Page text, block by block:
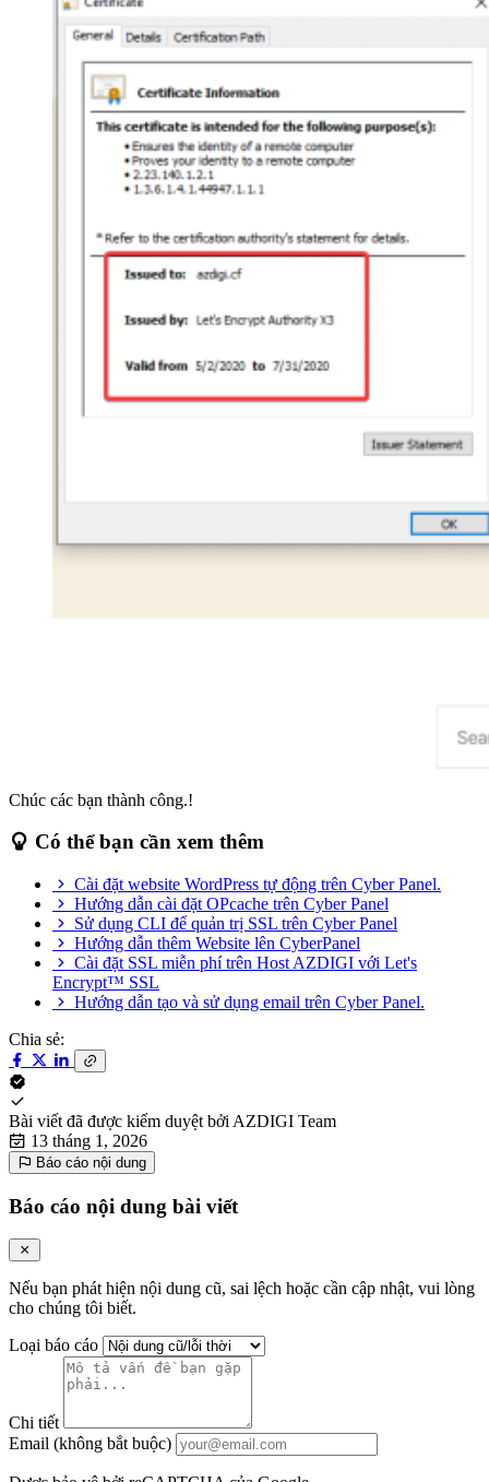
Chúc các bạn thành công.!
Có thể bạn cần xem thêm
Cài đặt website WordPress tự động trên Cyber Panel.
Hướng dẫn cài đặt OPcache trên Cyber Panel
Sử dụng CLI để quản trị SSL trên Cyber Panel
Hướng dẫn thêm Website lên CyberPanel
Cài đặt SSL miễn phí trên Host AZDIGI với Let's
Encrypt™ SSL
Hướng dẫn tạo và sử dụng email trên Cyber Panel.
Chia sẻ:
Bài viết đã được kiểm duyệt bởi AZDIGI Team
13 tháng 1, 2026
Báo cáo nội dung
Báo cáo nội dung bài viết
Nếu bạn phát hiện nội dung cũ, sai lệch hoặc cần cập nhật, vui lòng
cho chúng tôi biết.
Loại báo cáo
Chi tiết
Email (không bắt buộc)